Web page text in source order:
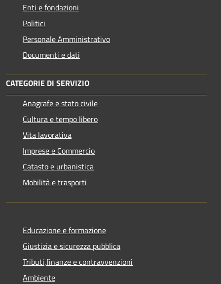
Enti e fondazioni
Politici
Personale Amministrativo
Documenti e dati
CATEGORIE DI SERVIZIO
Anagrafe e stato civile
Cultura e tempo libero
Vita lavorativa
Imprese e Commercio
Catasto e urbanistica
Mobilità e trasporti
Educazione e formazione
Giustizia e sicurezza pubblica
Tributi,finanze e contravvenzioni
Ambiente